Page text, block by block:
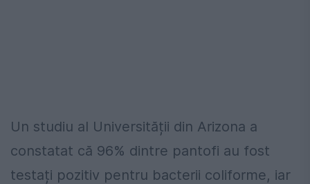
Un studiu al Universității din Arizona a
constatat că 96% dintre pantofi au fost
testați pozitiv pentru bacterii coliforme, iar